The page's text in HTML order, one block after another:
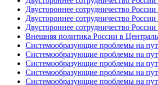
Двустороннее сотрудничество
Двустороннее сотрудничество
Двустороннее сотрудничество
Внешняя политика России в
Системообразующие проблемы на
Системообразующие проблемы на
Системообразующие проблемы на
Системообразующие проблемы на
Системообразующие проблемы на